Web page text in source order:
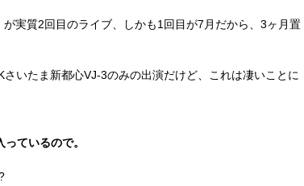
実質2回目のライブ、しかも1回目が7月だから、3ヶ月置
いたま新都心VJ-3のみの出演だけど、これは凄いことに
ているので。